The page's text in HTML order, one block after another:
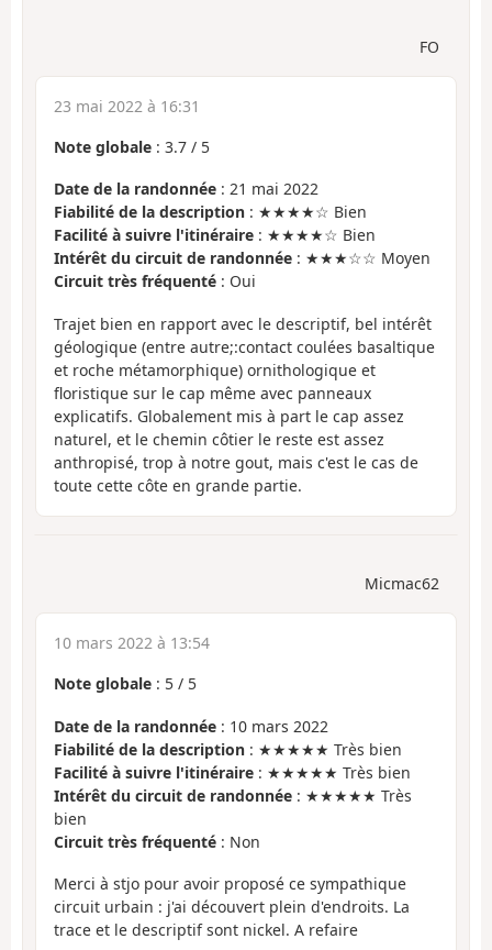
FO
23 mai 2022 à 16:31
Note globale : 3.7 / 5
Date de la randonnée : 21 mai 2022
Fiabilité de la description : ★★★★☆ Bien
Facilité à suivre l'itinéraire : ★★★★☆ Bien
Intérêt du circuit de randonnée : ★★★☆☆ Moyen
Circuit très fréquenté : Oui
Trajet bien en rapport avec le descriptif, bel intérêt
géologique (entre autre;:contact coulées basaltique
et roche métamorphique) ornithologique et
floristique sur le cap même avec panneaux
explicatifs. Globalement mis à part le cap assez
naturel, et le chemin côtier le reste est assez
anthropisé, trop à notre gout, mais c'est le cas de
toute cette côte en grande partie.
Micmac62
10 mars 2022 à 13:54
Note globale : 5 / 5
Date de la randonnée : 10 mars 2022
Fiabilité de la description : ★★★★★ Très bien
Facilité à suivre l'itinéraire : ★★★★★ Très bien
Intérêt du circuit de randonnée : ★★★★★ Très
bien
Circuit très fréquenté : Non
Merci à stjo pour avoir proposé ce sympathique
circuit urbain : j'ai découvert plein d'endroits. La
trace et le descriptif sont nickel. A refaire